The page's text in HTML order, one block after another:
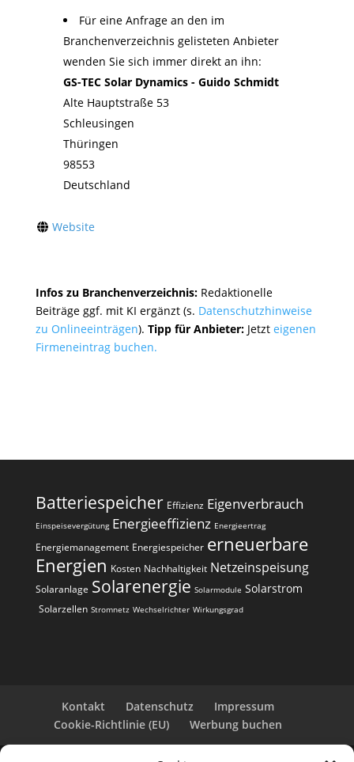
Für eine Anfrage an den im
Branchenverzeichnis gelisteten Anbieter
wenden Sie sich immer direkt an ihn:
GS-TEC Solar Dynamics - Guido Schmidt
Alte Hauptstraße 53
Schleusingen
Thüringen
98553
Deutschland
Website
Infos zu Branchenverzeichnis: Redaktionelle
Beiträge ggf. mit KI ergänzt (s. Datenschutzhinweise
zu Onlineeinträgen). Tipp für Anbieter:Jetzt eigenen
Firmeneintrag buchen.
Batteriespeicher Effizienz Eigenverbrauch
Einspeisevergütung Energieeffizienz Energieertrag
Energiemanagement Energiespeicher erneuerbare
Energien Kosten Nachhaltigkeit Netzeinspeisung
Solaranlage Solarenergie Solarmodule Solarstrom
Solarzellen Stromnetz Wechselrichter Wirkungsgrad
Kontakt Datenschutz
Impressum
Cookie-Richtlinie (EU)
Werbung buchen